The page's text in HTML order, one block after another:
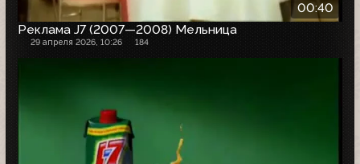
00:40
Реклама J7 (2007—2008) Мельница
29 апреля 2026, 10:26 184